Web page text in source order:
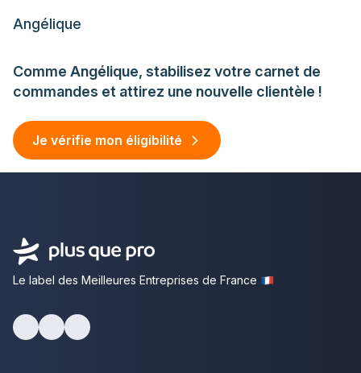
Comme Angélique, stabilisez votre carnet de
commandes et attirez une nouvelle clientèle !
Je vérifie mon éligibilité
Angélique
Le label des Meilleures Entreprises de France